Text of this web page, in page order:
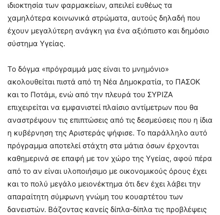
ιδιοκτησία των φαρμακείων, απειλεί ευθέως τα
χαμηλότερα κοινωνικά στρώματα, αυτούς δηλαδή που
έχουν μεγαλύτερη ανάγκη για ένα αξιόπιστο και δημόσιο
σύστημα Υγείας.
Το δόγμα «πρόγραμμά μας είναι το μνημόνιο»
ακολουθείται πιστά από τη Νέα Δημοκρατία, το ΠΑΣΟΚ
και το Ποτάμι, ενώ από την πλευρά του ΣΥΡΙΖΑ
επιχειρείται να εμφανιστεί πλαίσιο αντίμετρων που θα
αναστρέψουν τις επιπτώσεις από τις δεσμεύσεις που η ίδια
η κυβέρνηση της Αριστεράς ψήφισε. Το παράλληλο αυτό
πρόγραμμα αποτελεί στάχτη στα μάτια όσων έρχονται
καθημερινά σε επαφή με τον χώρο της Υγείας, αφού πέρα
από το αν είναι υλοποιήσιμο με οικονομικούς όρους έχει
και το πολύ μεγάλο μειονέκτημα ότι δεν έχει λάβει την
απαραίτητη σύμφωνη γνώμη του κουαρτέτου των
δανειστών. Βάζοντας κανείς δίπλα-δίπλα τις προβλέψεις